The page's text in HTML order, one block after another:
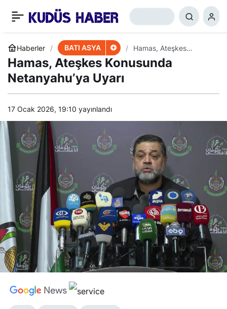
Haberler BATI ASYA
Hamas, Ateşkes
Konusunda
Netanyahu’ya Uyarı
Hamas, Ateşkes Konusunda
Netanyahu’ya Uyarı
17 Ocak 2026, 19:10 yayınlandı
Ateşkes Görüşmeleri
Kahire’de
+ 0 Paylaş